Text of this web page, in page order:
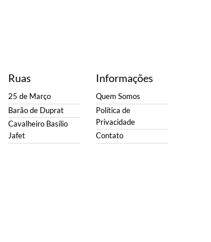
Ruas
25 de Março
Barão de Duprat
Cavalheiro Basílio
Jafet
Informações
Quem Somos
Política de
Privacidade
Contato